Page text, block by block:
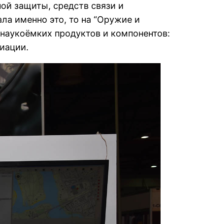
защиты, средств связи и
именно это, то на “Оружие и
продуктов и компонентов: